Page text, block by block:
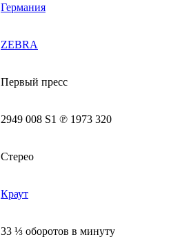
Германия
ZEBRA
Первый пресс
2949 008 S1 ℗ 1973 320
Стерео
Краут
33 ⅓ оборотов в минуту